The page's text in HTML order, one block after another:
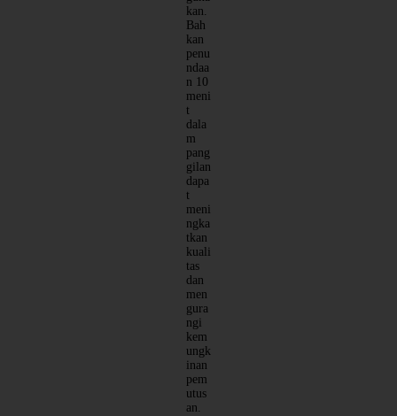
kan.
Bah
kan
penu
ndaa
n 10
meni
t
dala
m
pang
gilan
dapa
t
meni
ngka
tkan
kuali
tas
dan
men
gura
ngi
kem
ungk
inan
pem
utus
an.